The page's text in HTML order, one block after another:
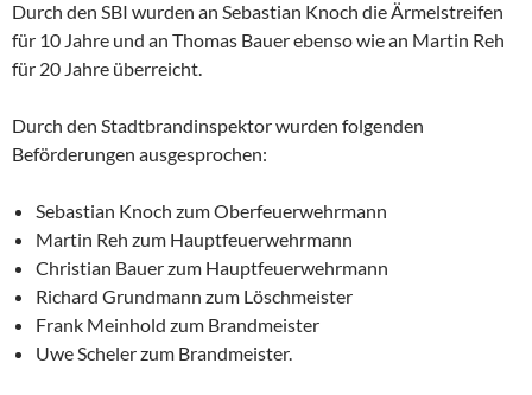
Durch den SBI wurden an Sebastian Knoch die Ärmelstreifen
für 10 Jahre und an Thomas Bauer ebenso wie an Martin Reh
für 20 Jahre überreicht.
Durch den Stadtbrandinspektor wurden folgenden
Beförderungen ausgesprochen:
Sebastian Knoch zum Oberfeuerwehrmann
Martin Reh zum Hauptfeuerwehrmann
Christian Bauer zum Hauptfeuerwehrmann
Richard Grundmann zum Löschmeister
Frank Meinhold zum Brandmeister
Uwe Scheler zum Brandmeister.